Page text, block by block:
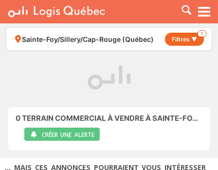
À LOUER
À VENDRE
PLACER UNE ANNONCE
Sainte-Foy/Sillery/Cap-Rouge (Québec) Filtres ▼
1
0TERRAIN COMMERCIAL À VENDRE À SAINTE-FOY/SILLERY/CAP-ROUGE (QUÉBEC)
CRÉER UNE ALERTE
... MAIS CES ANNONCES POURRAIENT VOUS INTÉRESSER